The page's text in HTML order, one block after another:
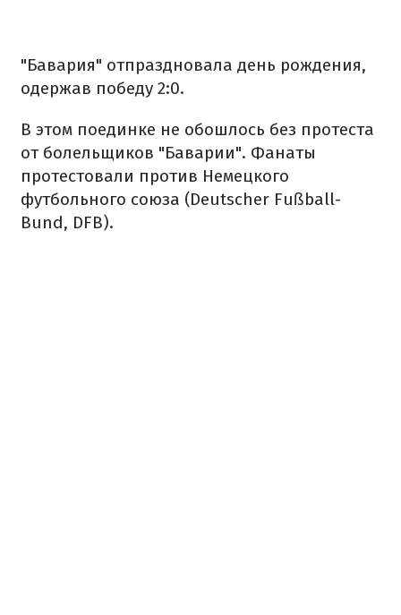
"Бавария" отпраздновала день рождения,
одержав победу 2:0.
В этом поединке не обошлось без протеста
от болельщиков "Баварии". Фанаты
протестовали против Немецкого
футбольного союза (Deutscher Fußball-
Bund, DFB).